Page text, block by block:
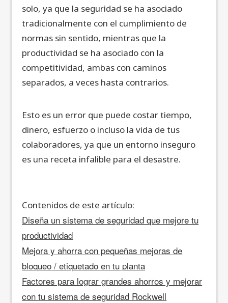
solo, ya que la seguridad se ha asociado
tradicionalmente con el cumplimiento de
normas sin sentido, mientras que la
productividad se ha asociado con la
competitividad, ambas con caminos
separados, a veces hasta contrarios.
Esto es un error que puede costar tiempo,
dinero, esfuerzo o incluso la vida de tus
colaboradores, ya que un entorno inseguro
es una receta infalible para el desastre.
Contenidos de este artículo:
Diseña un sistema de seguridad que mejore tu
productividad
Mejora y ahorra con pequeñas mejoras de
bloqueo / etiquetado en tu planta
Factores para lograr grandes ahorros y mejorar
con tu sistema de seguridad Rockwell